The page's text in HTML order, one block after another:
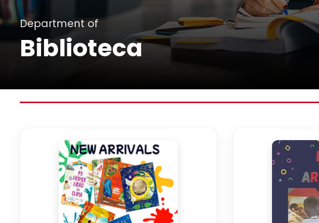
Department of
Biblioteca